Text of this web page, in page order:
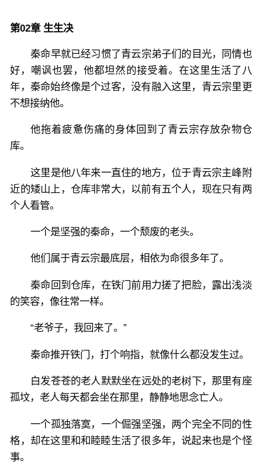
第02章 生生决
秦命早就已经习惯了青云宗弟子们的目光，同情也
好，嘲讽也罢，他都坦然的接受着。在这里生活了八
年，秦命始终像是个过客，没有融入这里，青云宗里更
不想接纳他。
他拖着疲惫伤痛的身体回到了青云宗存放杂物仓
库。
这里是他八年来一直住的地方，位于青云宗主峰附
近的矮山上，仓库非常大，以前有五个人，现在只有两
个人看管。
一个是坚强的秦命，一个颓废的老头。
他们属于青云宗最底层，相依为命很多年了。
秦命回到仓库，在铁门前用力搓了把脸，露出浅淡
的笑容，像往常一样。
“老爷子，我回来了。”
秦命推开铁门，打个响指，就像什么都没发生过。
白发苍苍的老人默默坐在远处的老树下，那里有座
孤坟，老人每天都会坐在那里，静静地思念亡人。
一个孤独落寞，一个倔强坚强，两个完全不同的性
格，却在这里和和睦睦生活了很多年，说起来也是个怪
事。